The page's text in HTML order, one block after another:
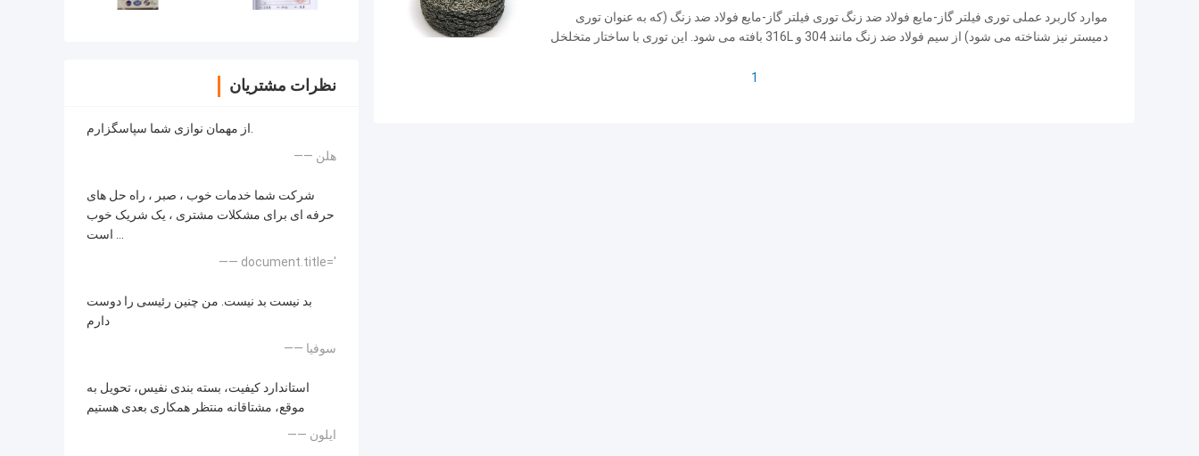
نظرات مشتریان
از مهمان نوازی شما سپاسگزارم.
—— هلن
شرکت شما خدمات خوب ، صبر ، راه حل های
حرفه ای برای مشکلات مشتری ، یک شریک خوب
است ...
—— document.title='
بد نیست بد نیست. من چنین رئیسی را دوست
دارم
—— سوفیا
استاندارد کیفیت، بسته بندی نفیس، تحویل به
موقع، مشتاقانه منتظر همکاری بعدی هستیم
—— ایلون
موارد کاربرد عملی توری فیلتر گاز-مایع فولاد ضد زنگ توری فیلتر گاز-مایع فولاد ضد زنگ (که به عنوان توری
دمیستر نیز شناخته می شود) از سیم فولاد ضد زنگ مانند 304 و 316L بافته می شود. این توری با ساختار متخلخل
1